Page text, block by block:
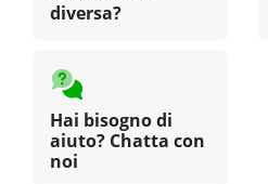
diversa?
Hai bisogno di
aiuto? Chatta con
noi